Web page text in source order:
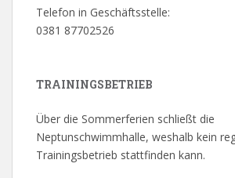
Telefon in Geschäftsstelle:
0381 87702526
TRAININGSBETRIEB
Über die Sommerferien schließt die
Neptunschwimmhalle, weshalb kein
Trainingsbetrieb stattfinden kann.